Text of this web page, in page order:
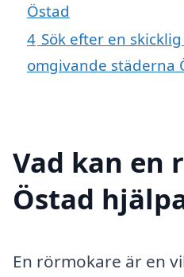
Östad
4 Sök efter en
omgivande städerna
Vad kan en
Östad
En rörmokare är en